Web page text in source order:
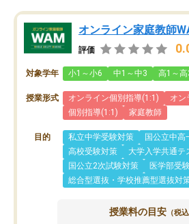
オンライン家庭教師
評価
対象学年 小1～小6 中1～中3 高1～高
授業形式 オンライン個別指導(1:1)
オン
個別指導(1:1)
家庭教師
目的 私立中学受験対策
国公立中高
高校受験対策
大学入学共通テ
国公立2次試験対策
医学部受
総合型選抜・学校推薦型選抜対
授業料の目安 （税込